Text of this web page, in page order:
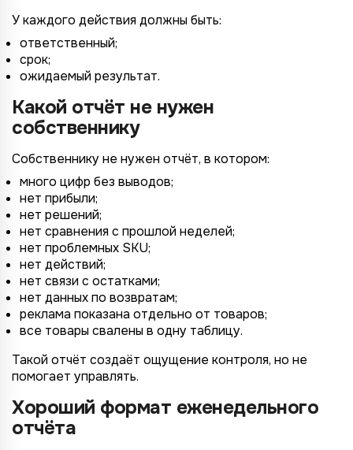
У каждого действия должны быть:
ответственный;
срок;
ожидаемый результат.
Какой отчёт не нужен
собственнику
Собственнику не нужен отчёт, в котором:
много цифр без выводов;
нет прибыли;
нет решений;
нет сравнения с прошлой неделей;
нет проблемных SKU;
нет действий;
нет связи с остатками;
нет данных по возвратам;
реклама показана отдельно от товаров;
все товары свалены в одну таблицу.
Такой отчёт создаёт ощущение контроля, но не
помогает управлять.
Хороший формат еженедельного
отчёта